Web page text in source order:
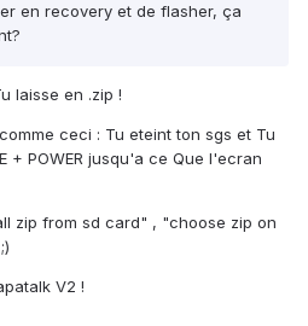
en recovery et de flasher, ça
laisse en .zip !
ceci : Tu eteint ton sgs et Tu
+ POWER jusqu'a ce Que l'ecran
zip from sd card" , "choose zip on
V2 !